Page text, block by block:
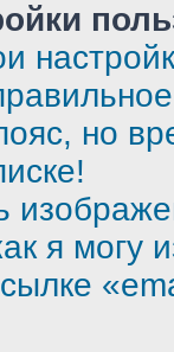
но
я могу